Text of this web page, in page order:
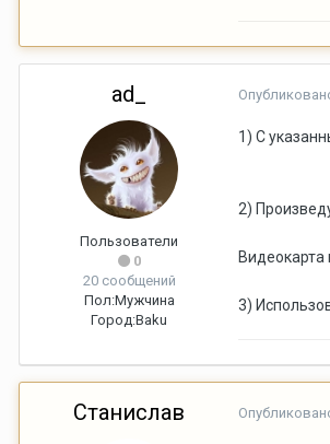
ad_
Пользователи
0
20 сообщений
Пол:Мужчина
Город:Baku
1) С
2)
Видеокарта
3)
Станислав